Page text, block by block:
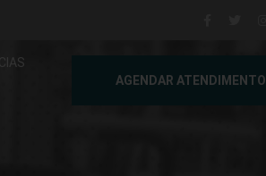
AGENDAR ATENDIMENTO